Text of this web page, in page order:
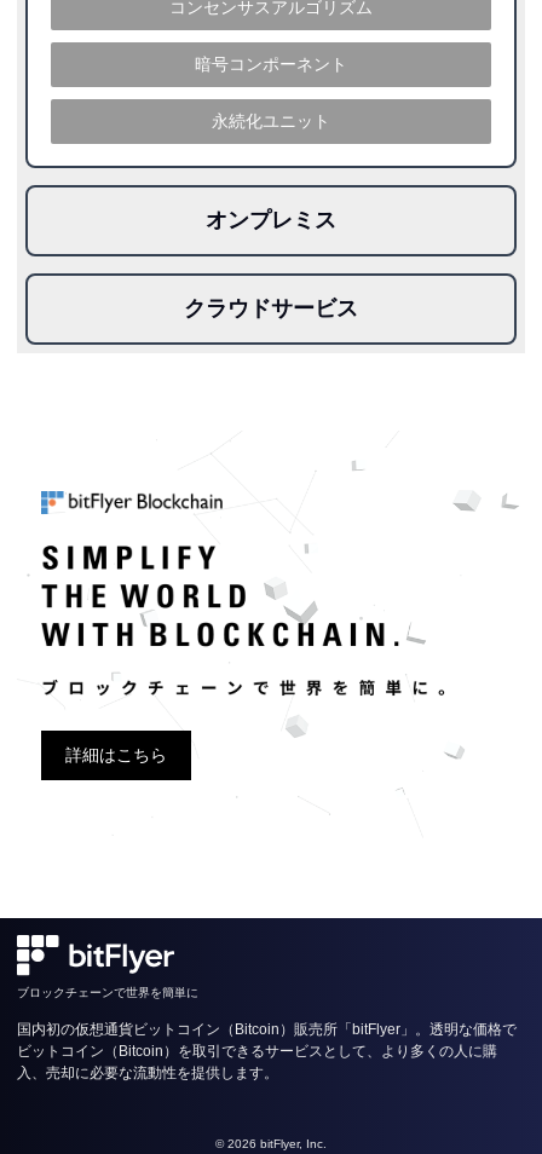
コンセンサスアルゴリズム
暗号コンポーネント
永続化ユニット
オンプレミス
クラウドサービス
詳細はこちら
ブロックチェーンで世界を簡単に
国内初の仮想通貨ビットコイン（Bitcoin）販売所「bitFlyer」。透明な価格で
ビットコイン（Bitcoin）を取引できるサービスとして、より多くの人に購
入、売却に必要な流動性を提供します。
© 2026 bitFlyer, Inc.